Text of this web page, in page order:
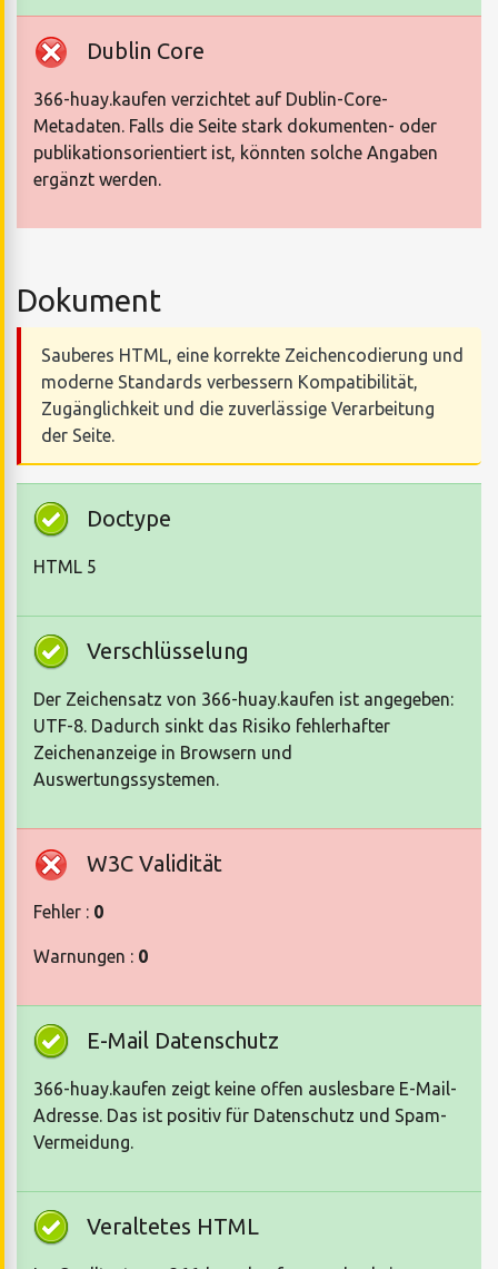
Dublin Core
366-huay.kaufen verzichtet auf Dublin-Core-
Metadaten. Falls die Seite stark dokumenten- oder
publikationsorientiert ist, könnten solche Angaben
ergänzt werden.
Dokument
Sauberes HTML, eine korrekte Zeichencodierung und
moderne Standards verbessern Kompatibilität,
Zugänglichkeit und die zuverlässige Verarbeitung
der Seite.
Doctype
HTML 5
Verschlüsselung
Der Zeichensatz von 366-huay.kaufen ist angegeben:
UTF-8. Dadurch sinkt das Risiko fehlerhafter
Zeichenanzeige in Browsern und
Auswertungssystemen.
W3C Validität
Fehler : 0
Warnungen : 0
E-Mail Datenschutz
366-huay.kaufen zeigt keine offen auslesbare E-Mail-
Adresse. Das ist positiv für Datenschutz und Spam-
Vermeidung.
Veraltetes HTML